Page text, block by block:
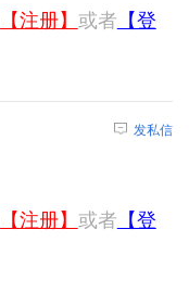
【注册】 或者 【登
发私信
【注册】 或者 【登